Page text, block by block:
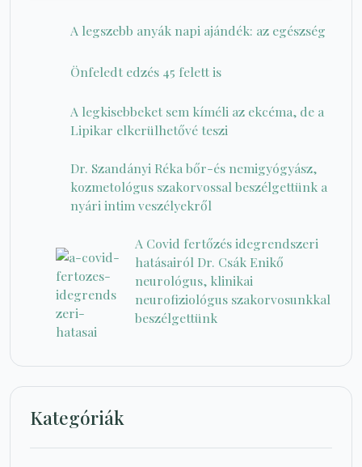
A legszebb anyák napi ajándék: az egészség
Önfeledt edzés 45 felett is
A legkisebbeket sem kíméli az ekcéma, de a
Lipikar elkerülhetővé teszi
Dr. Szandányi Réka bőr-és nemigyógyász,
kozmetológus szakorvossal beszélgettünk a
nyári intim veszélyekről
A Covid fertőzés idegrendszeri
hatásairól Dr. Csák Enikő
neurológus, klinikai
neurofiziológus szakorvosunkkal
beszélgettünk
Kategóriák